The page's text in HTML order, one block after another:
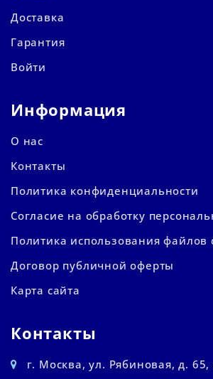
Доставка
Гарантия
Войти
Информация
О нас
Контакты
Политика конфиденциальности
Согласие на обработку
Политика использования файлов
Договор публичной оферты
Карта сайта
Контакты
г. Москва, ул. Рябиновая, д. 65,